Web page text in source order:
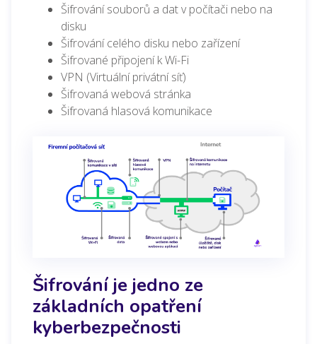
Šifrování souborů a dat v počítači nebo na
disku
Šifrování celého disku nebo zařízení
Šifrované připojení k Wi-Fi
VPN (Virtuální privátní síť)
Šifrovaná webová stránka
Šifrovaná hlasová komunikace
Šifrování je jedno ze
základních opatření
kyberbezpečnosti